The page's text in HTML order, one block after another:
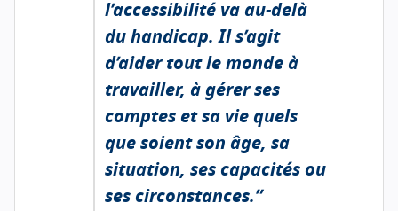
l’accessibilité va au-delà
du handicap. Il s’agit
d’aider tout le monde à
travailler, à gérer ses
comptes et sa vie quels
que soient son âge, sa
situation, ses capacités ou
ses circonstances.